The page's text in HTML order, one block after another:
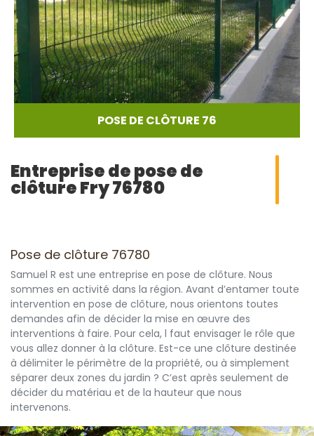
POSE DE CLÔTURE 76
Entreprise de pose de
clôture Fry 76780
Pose de clôture 76780
Samuel R est une entreprise en pose de clôture. Nous
sommes en activité dans la région. Avant d’entamer toute
intervention en pose de clôture, nous orientons toutes
demandes afin de décider la mise en œuvre des
interventions à faire. Pour cela, l faut envisager le rôle que
vous allez donner à la clôture. Est-ce une clôture destinée
à délimiter le périmètre de la propriété, ou à simplement
séparer deux zones du jardin ? C’est après seulement de
décider du matériau et de la hauteur que nous
intervenons.